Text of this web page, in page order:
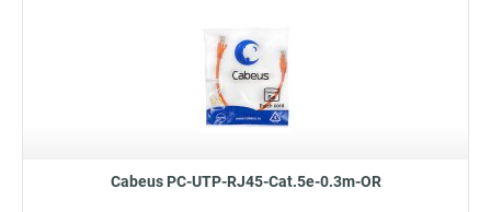
Cabeus PC-UTP-RJ45-Cat.5e-0.3m-OR